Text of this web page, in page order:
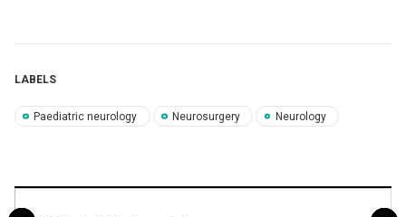
LABELS
Paediatric neurology Neurosurgery Neurology